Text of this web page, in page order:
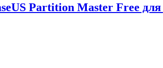
Partition Master Free